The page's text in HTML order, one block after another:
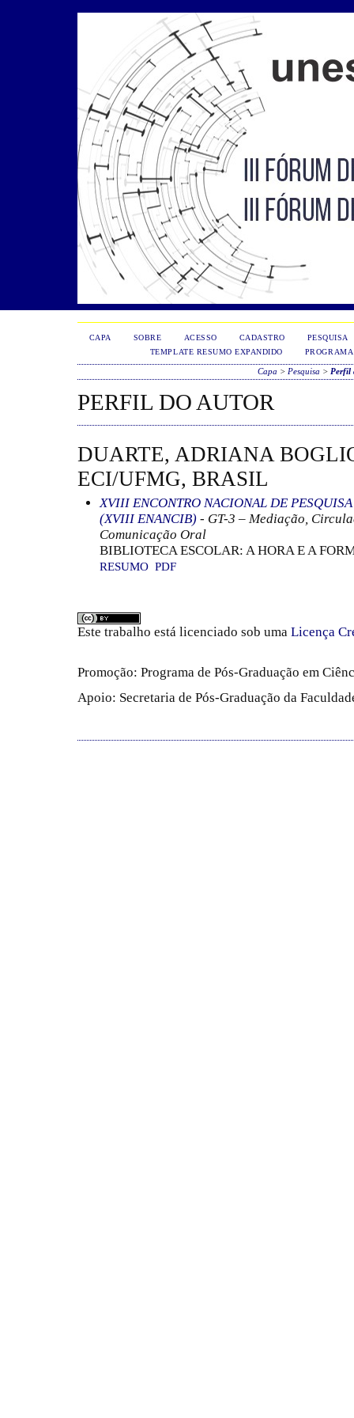
CAPA SOBRE ACESSO CADASTRO
PESQUISA
TEMPLATE RESUMO EXPANDIDO
PROGRAMA
Capa > Pesquisa > Perfil
PERFIL DO AUTOR
DUARTE, ADRIANA
ECI/UFMG, BRASIL
XVIII ENCONTRO NACIONAL DE
(XVIII ENANCIB) - GT-3 – Mediação,
Comunicação Oral
BIBLIOTECA ESCOLAR: A HORA E A
RESUMO PDF
Este trabalho está licenciado sob uma Licença
Promoção: Programa de Pós-Graduação em
Apoio: Secretaria de Pós-Graduação da